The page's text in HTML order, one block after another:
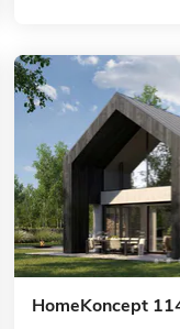
HomeKoncept